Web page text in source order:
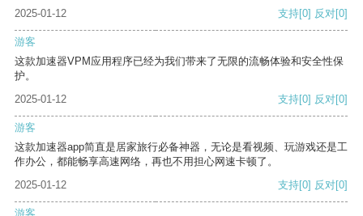
2025-01-12 支持[0] 反对[0]
游客
这款加速器VPM应用程序已经为我们带来了无限的流畅体验和安全性保
护。
2025-01-12
支持[0] 反对[0]
游客
这款加速器app简直是居家旅行必备神器，无论是看视频、玩游戏还是工
作办公，都能畅享高速网络，再也不用担心网速卡顿了。
2025-01-12
支持[0] 反对[0]
游客